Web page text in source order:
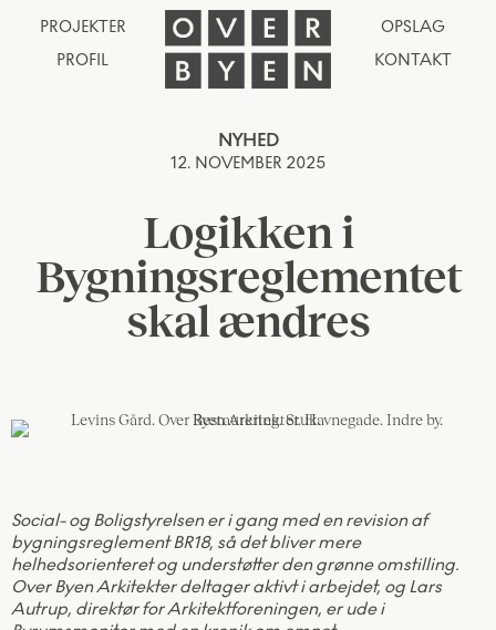
PROJEKTER
PROFIL
OPSLAG
KONTAKT
NYHED
12. NOVEMBER 2025
Logikken i
Bygningsreglementet
skal ændres
Social- og Boligstyrelsen er i gang med en revision af
bygningsreglement BR18, så det bliver mere
helhedsorienteret og understøtter den grønne omstilling.
Over Byen Arkitekter deltager aktivt i arbejdet, og Lars
Autrup, direktør for Arkitektforeningen, er ude i